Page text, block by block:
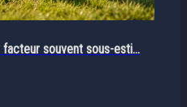
souvent sous-esti...